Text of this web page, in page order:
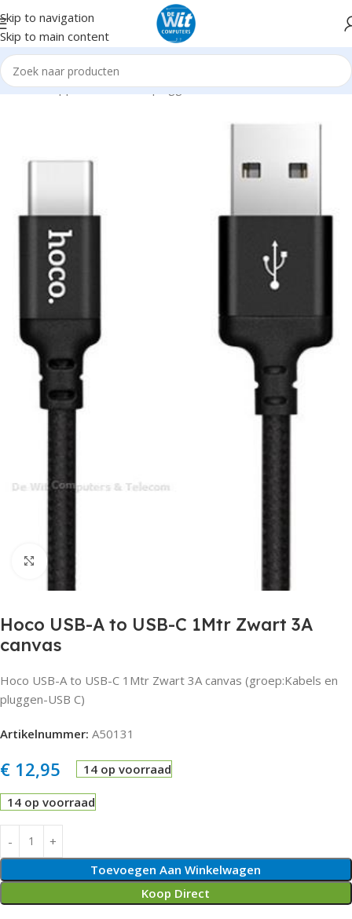
Skip to navigation
Skip to main content
Home Supplies Kabels en pluggen USB C
Click to enlarge
Hoco USB-A to USB-C 1Mtr Zwart 3A
canvas
Hoco USB-A to USB-C 1Mtr Zwart 3A canvas (groep:Kabels en
pluggen-USB C)
Artikelnummer: A50131
€ 12,95 14 op voorraad
14 op voorraad
Toevoegen Aan Winkelwagen
Koop Direct